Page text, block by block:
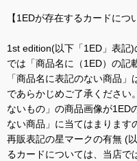
【1EDが存在するカードにつ
1st edition(以下「1ED」表記
では「商品名に（1ED）の記
「商品名に表記のない商品
であらかじめご了承ください
ないもの」の商品画像が1ED
ない商品」に当てはまります
再販表記の星マークの有無 (
るカードについては、当店